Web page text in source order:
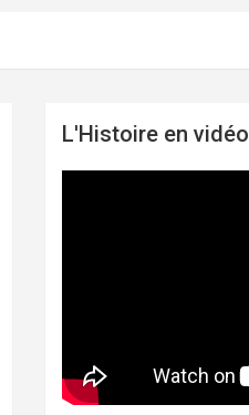
L'Histoire en vidéo